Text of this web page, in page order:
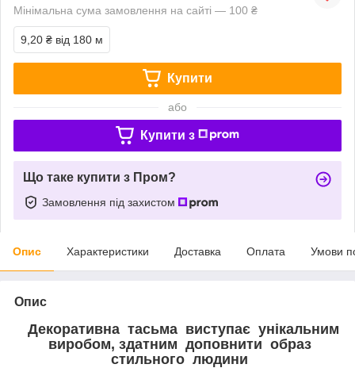
Мінімальна сума замовлення на сайті — 100 ₴
9,20 ₴ від 180 м
Купити
або
Купити з
Що таке купити з Пром?
Замовлення під захистом
Опис Характеристики Доставка Оплата Умови
Опис
Декоративна тасьма виступає унікальним
виробом, здатним доповнити образ
стильного людини